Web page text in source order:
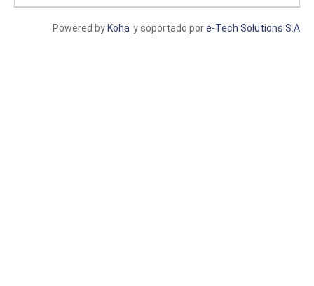
y soportado pore-Tech Solutions S.A
Powered by Koha